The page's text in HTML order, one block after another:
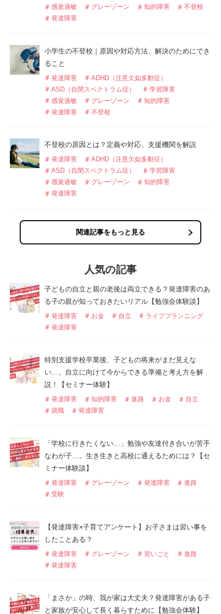
感覚過敏
グレーゾーン 知的障害
不登校
発達障害
小学生の不登校｜原因や対応方法、解決のためにでき
ること
発達障害
ADHD（注意欠如多動症）
ASD（自閉スペクトラム症）
学習障害
感覚過敏
グレーゾーン
知的障害
発達障害
不登校
不登校の原因とは？定義や対応、支援機関を解説
発達障害
ADHD（注意欠如多動症）
ASD（自閉スペクトラム症）
学習障害
感覚過敏
グレーゾーン
知的障害
発達障害
関連記事をもっと見る
人気の記事
子どもの自立と親の老後は両立できる？発達障害のあ
る子の親が知っておきたいリアル【勉強会体験談】
発達障害 お金 自立
ライフプランニング
発達障害
特別支援学校卒業後、子どもの将来がまだ見えな
い…。自立に向けて今からできる準備と考え方を解
説！【セミナー体験】
発達障害 知的障害 進路 お金
自立
就職
発達障害
「学校に行きたくない…」勉強や友達付き合いが苦手
なわが子…。生き生きと高校に通えるためには？【セ
ミナー体験談】
発達障害 グレーゾーン 発達障害
進路
受験
【発達障害×子育てアンケート】お子さまは習い事を
したことある？
発達障害 グレーゾーン 習いごと
進路
発達障害
「まさか」の時、我が家は大丈夫？発達障害がある子
と家族が安心して長く暮らすために【勉強会体験】